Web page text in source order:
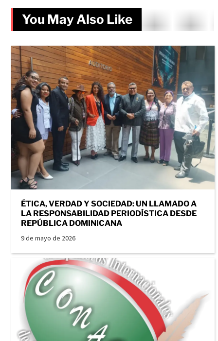
You May Also Like
ÉTICA, VERDAD Y SOCIEDAD: UN LLAMADO A
LA RESPONSABILIDAD PERIODÍSTICA DESDE
REPÚBLICA DOMINICANA
9 de mayo de 2026